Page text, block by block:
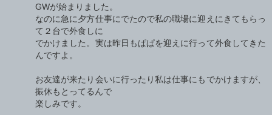
GWが始まりました。
なのに急に夕方仕事にでたので私の職場に迎えにきてもらっ
て２台で外食しに
でかけました。実は昨日もぱぱを迎えに行って外食してきた
んですよ。
お友達が来たり会いに行ったり私は仕事にもでかけますが、
振休もとってるんで
楽しみです。